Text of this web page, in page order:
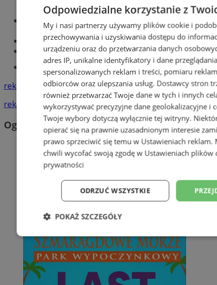
Optyk, okulista
Zabrze
Największy sklep z częściami online!
Książeczka sanepidowska
Tworzenie stron www -Zabrze
reklama
reklama
Ogłoszenia
Odpowiedzialne korzystanie z
My i nasi partnerzy używamy plików cookie i
przechowywania i uzyskiwania dostępu do
urządzeniu oraz do przetwarzania danych
adres IP, unikalne identyfikatory i dane
spersonalizowanych reklam i treści, pomiaru
odbiorców oraz ulepszania usług. Dostawcy stron
również przetwarzać Twoje dane w tych i innych
wykorzystywać precyzyjne dane geolokalizacyjne i
Twoje wybory dotyczą wyłącznie tej witryny.
opierać się na prawnie uzasadnionym interesie
prawo sprzeciwić się temu w Ustawieniach reklam.
chwili wycofać swoją zgodę w Ustawieniach plików
prywatności
ODRZUĆ WSZYSTKIE
POKAŻ SZCZEGÓŁY
Niezbędne Wydajność
Niesklasyfikowane